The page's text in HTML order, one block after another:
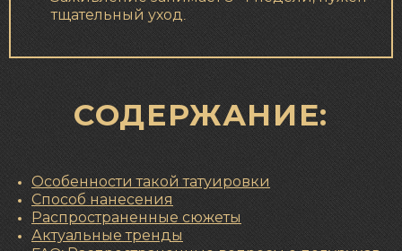
тщательный уход.
СОДЕРЖАНИЕ:
Особенности такой татуировки
Способ нанесения
Распространенные сюжеты
Актуальные тренды